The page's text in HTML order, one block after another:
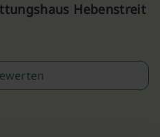
Hebenstreit